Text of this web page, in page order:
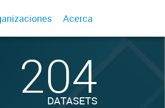
Acerca
204
DATASETS